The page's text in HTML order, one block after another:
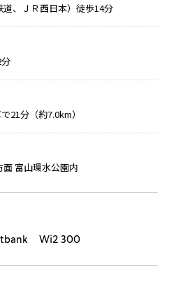
、ＪＲ西日本）徒歩14分
21分（約7.0km）
面 富山環水公園内
Wi2 300